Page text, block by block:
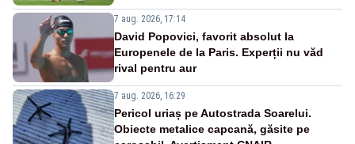
7 aug. 2026, 17:14
David Popovici, favorit absolut la
Europenele de la Paris. Experții nu văd
rival pentru aur
7 aug. 2026, 16:29
Pericol uriaș pe Autostrada Soarelui.
Obiecte metalice capcană, găsite pe